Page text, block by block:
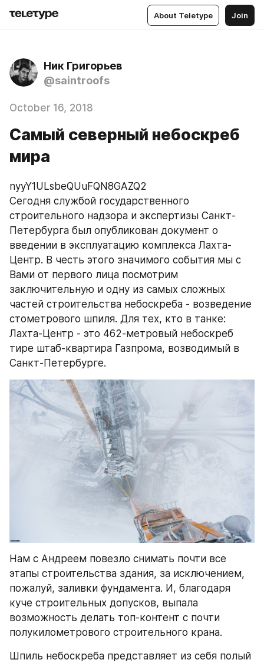
About Teletype Join
Ник Григорьев
@saintroofs
October 16, 2018
Самый северный небоскреб
мира
nyyY1ULsbeQUuFQN8GAZQ2
Сегодня службой государственного
строительного надзора и экспертизы Санкт-
Петербурга был опубликован документ о
введении в эксплуатацию комплекса Лахта-
Центр. В честь этого значимого события мы с
Вами от первого лица посмотрим
заключительную и одну из самых сложных
частей строительства небоскреба - возведение
стометрового шпиля. Для тех, кто в танке:
Лахта-Центр - это 462-метровый небоскреб
тире штаб-квартира Газпрома, возводимый в
Санкт-Петербурге.
Нам с Андреем повезло снимать почти все
этапы строительства здания, за исключением,
пожалуй, заливки фундамента. И, благодаря
куче строительных допусков, выпала
возможность делать топ-контент с почти
полукилометрового строительного крана.
Шпиль небоскреба представляет из себя полый